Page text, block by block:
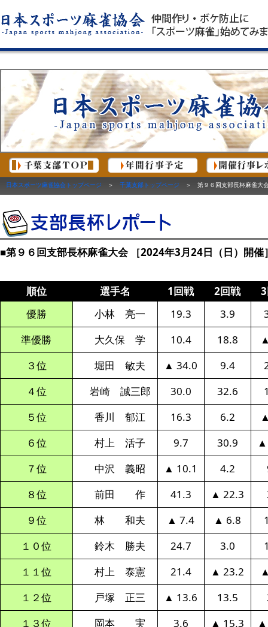
日本スポーツ麻雀協会トップページ ＞ 千葉支部トップページ ＞ 第９６回支部長杯麻雀大
■第９６回支部長杯麻雀大会 ［2024年3月24日（日）開催
順位 選手名 1回戦 2回戦
優勝
小林 亮一 19.3 3.9
準優勝
大久保 学 10.4 18.8
３位
堀田 敏夫 ▲ 34.0 9.4
４位
岩崎 誠三郎 30.0 32.6
５位
香川 郁江 16.3 6.2
６位
村上 活子 9.7 30.9
▲
７位
中沢 義昭 ▲ 10.1 4.2
８位
前田 作 41.3 ▲ 22.3
９位
林 和夫 ▲ 7.4 ▲ 6.8
１０位
鈴木 勝夫 24.7 3.0
１１位
村上 泰憲 21.4 ▲ 23.2
１２位
戸塚 正三 ▲ 13.6 13.5
１３位
岡本 実 3.6 ▲ 15.3
▲